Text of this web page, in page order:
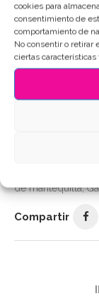
cookies para
consentimiento de
comportamiento de
No consentir o retirar
ciertas
Puedes
de mantequilla,
Compartir